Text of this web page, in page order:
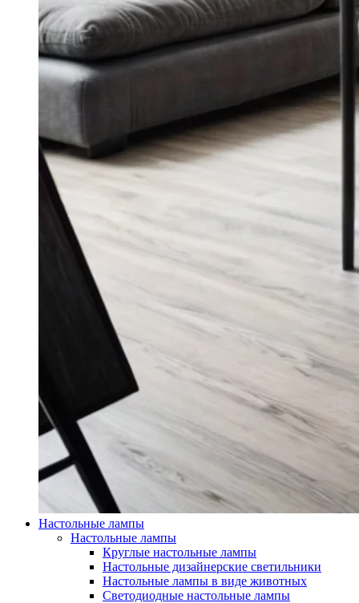
Настольные лампы
Настольные лампы
Круглые настольные лампы
Настольные дизайнерские светильники
Настольные лампы в виде животных
Светодиодные настольные лампы